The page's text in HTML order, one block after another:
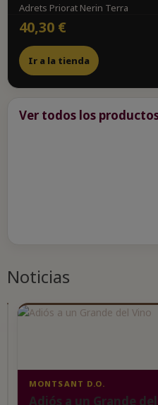
Adrets Priorat Nerin Terra
40,30 €
Ir a la tienda
Ver todos los
Noticias
Adiós
MONTSANT D.O.
Adiós a un Grande